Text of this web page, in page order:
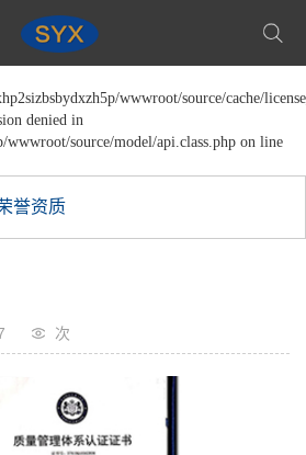
wwwroot/source/cache/
denied in
wwwroot/source/model/api.class.php on line
誉资质
次